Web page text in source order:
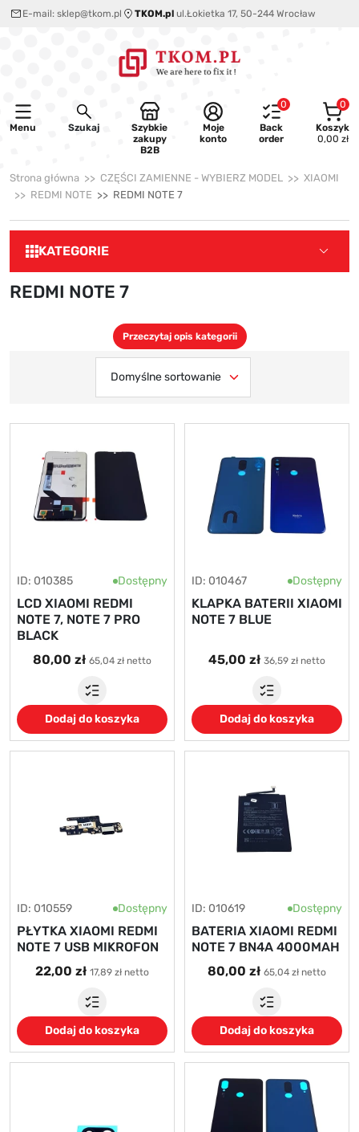
E-mail: sklep@tkom.pl TKOM.pl ul.Łokietka 17, 50-244 Wrocław
Menu Szukaj
Szybkie
zakupy
B2B
Moje
konto
0
Back
order
0
Koszyk
0,00 zł
Strona główna CZĘŚCI ZAMIENNE - WYBIERZ MODEL
XIAOMI
REDMI NOTE
REDMI NOTE 7
KATEGORIE
REDMI NOTE 7
Przeczytaj opis kategorii
ID: 010385 Dostępny
LCD XIAOMI REDMI
NOTE 7, NOTE 7 PRO
BLACK
80,00 zł 65,04 zł netto
Dodaj do koszyka
ID: 010467 Dostępny
KLAPKA BATERII XIAOMI
NOTE 7 BLUE
45,00 zł 36,59 zł netto
Dodaj do koszyka
ID: 010559 Dostępny
PŁYTKA XIAOMI REDMI
NOTE 7 USB MIKROFON
22,00 zł 17,89 zł netto
Dodaj do koszyka
ID: 010619 Dostępny
BATERIA XIAOMI REDMI
NOTE 7 BN4A 4000MAH
80,00 zł 65,04 zł netto
Dodaj do koszyka